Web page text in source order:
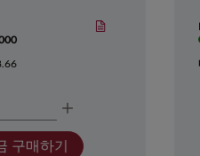
구매하기